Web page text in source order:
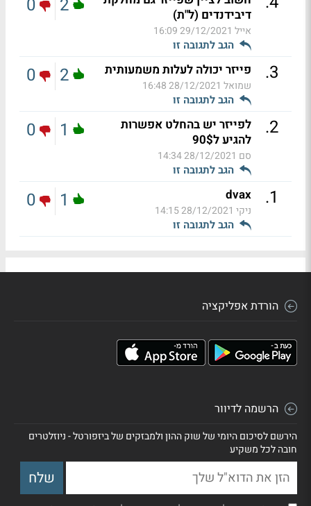
דיבידנדים (ל"ת)
אייל 29/12/2021 16:09
הגב לתגובה זו
2
0
3
. פייזר יכולה לעלות משמעותית
שמואל 28/12/2021 16:48
הגב לתגובה זו
2
0
2
.
לפייזר יש בהחלט אפשרות
להגיע ל90$
סם 28/12/2021 14:34
הגב לתגובה זו
1
0
1
.
dvax
ניקי 28/12/2021 14:15
הגב לתגובה זו
1
0
הורדת אפליקציה
הרשמה לדיוור
הירשם לסיכום היומי של שוק ההון ולמבזקים של ביזפורטל - ניוזלטרים
חובה לכל משקיע